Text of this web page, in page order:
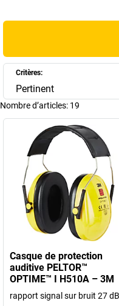
but que de
déposés parlent d'eux-
chercheurs travaillent au
donc pas étonnant que la
presque tous les
technologie et la
confort au travail. Du
passant par les adhésifs
encore, avec 1,9 milliard de
la recherche et le
d'avance de voir
Vous voulez cependant
des produits 3M? Vous
notre gamme. Nous vous
Critères:
Pertinent
Nombre d’articles: 19
Casque de protection
auditive PELTOR™
OPTIME™ I H510A – 3M
rapport signal sur bruit 27 dB